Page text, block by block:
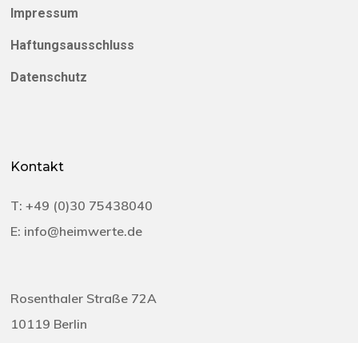
Impressum
Haftungsausschluss
Datenschutz
Kontakt
T:+49 (0)30 75438040‬
E: info@heimwerte.de
Rosenthaler Straße 72A
10119 Berlin